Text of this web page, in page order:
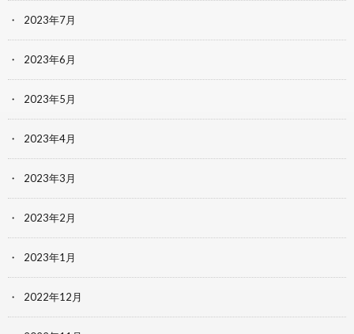
2023年7月
2023年6月
2023年5月
2023年4月
2023年3月
2023年2月
2023年1月
2022年12月